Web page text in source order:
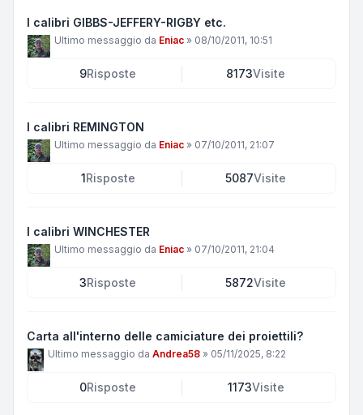
I calibri GIBBS-JEFFERY-RIGBY etc.
Ultimo messaggio da Eniac » 08/10/2011, 10:51
9Risposte 8173Visite
I calibri REMINGTON
Ultimo messaggio da Eniac » 07/10/2011, 21:07
1Risposte 5087Visite
I calibri WINCHESTER
Ultimo messaggio da Eniac » 07/10/2011, 21:04
3Risposte 5872Visite
Carta all'interno delle camiciature dei proiettili?
Ultimo messaggio da Andrea58 » 05/11/2025, 8:22
0Risposte 1173Visite